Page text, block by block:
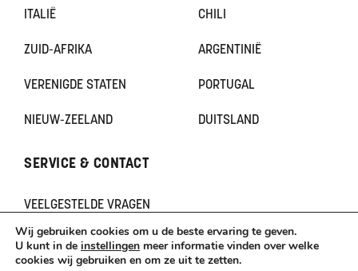
ITALIË CHILI
ZUID-AFRIKA ARGENTINIË
VERENIGDE STATEN PORTUGAL
NIEUW-ZEELAND DUITSLAND
SERVICE & CONTACT
VEELGESTELDE VRAGEN
CONTACT
KLACHTEN
TERUGBETAAL- EN RETOURNERINGSBELEID
Wij gebruiken cookies om u de beste ervaring te geven.
U kunt in de instellingen meer informatie vinden over welke
cookies wij gebruiken en om ze uit te zetten.